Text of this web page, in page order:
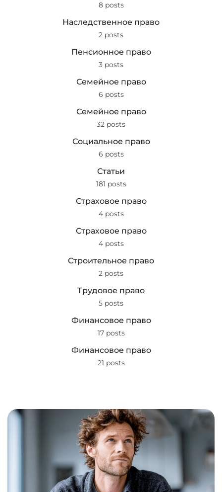
8 posts
Наследственное право
2 posts
Пенсионное право
3 posts
Семейное право
6 posts
Семейное право
32 posts
Социальное право
6 posts
Статьи
181 posts
Страховое право
4 posts
Страховое право
4 posts
Строительное право
2 posts
Трудовое право
5 posts
Финансовое право
17 posts
Финансовое право
21 posts